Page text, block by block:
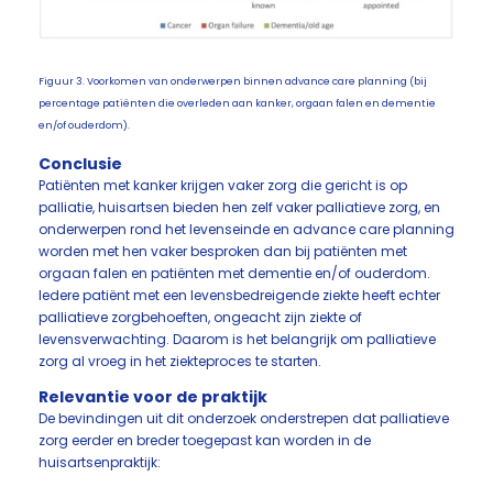
Figuur 3. Voorkomen van onderwerpen binnen advance care planning (bij
percentage patiënten die overleden aan kanker, orgaan falen en dementie
en/of ouderdom).
Conclusie
Patiënten met kanker krijgen vaker zorg die gericht is op
palliatie, huisartsen bieden hen zelf vaker palliatieve zorg, en
onderwerpen rond het levenseinde en advance care planning
worden met hen vaker besproken dan bij patiënten met
orgaan falen en patiënten met dementie en/of ouderdom.
Iedere patiënt met een levensbedreigende ziekte heeft echter
palliatieve zorgbehoeften, ongeacht zijn ziekte of
levensverwachting. Daarom is het belangrijk om palliatieve
zorg al vroeg in het ziekteproces te starten.
Relevantie voor de praktijk
De bevindingen uit dit onderzoek onderstrepen dat palliatieve
zorg eerder en breder toegepast kan worden in de
huisartsenpraktijk: